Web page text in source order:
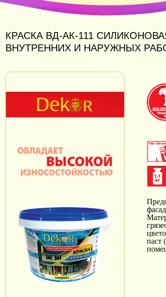
КРАСКА ВД-АК-111
ВНУТРЕННИХ И НАРУЖНЫХ
паст